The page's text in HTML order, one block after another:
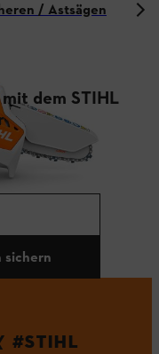
/ Astsägen
dem STIHL
sichern
#STIHL